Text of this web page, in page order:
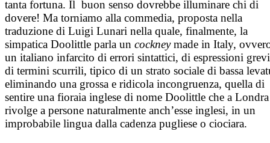
tanta fortuna. Il buon senso dovrebbe illuminare chi di
dovere! Ma torniamo alla commedia, proposta nella
traduzione di Luigi Lunari nella quale, finalmente, la
simpatica Doolittle parla un cockneymade in Italy,
un italiano infarcito di errori sintattici, di espressioni
di termini scurrili, tipico di un strato sociale di bassa
eliminando una grossa e ridicola incongruenza, quella di
sentire una fioraia inglese di nome Doolittle che a
rivolge a persone naturalmente anch’esse inglesi, in un
improbabile lingua dalla cadenza pugliese o ciociara.